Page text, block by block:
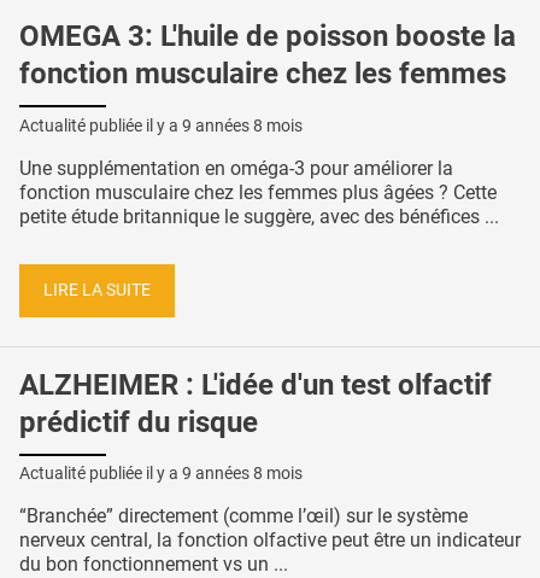
OMEGA 3: L'huile de poisson booste la
fonction musculaire chez les femmes
Actualité publiée il y a 9 années 8 mois
Une supplémentation en oméga-3 pour améliorer la
fonction musculaire chez les femmes plus âgées ? Cette
petite étude britannique le suggère, avec des bénéfices ...
LIRE LA SUITE
ALZHEIMER : L'idée d'un test olfactif
prédictif du risque
Actualité publiée il y a 9 années 8 mois
“Branchée” directement (comme l’œil) sur le système
nerveux central, la fonction olfactive peut être un indicateur
du bon fonctionnement vs un ...